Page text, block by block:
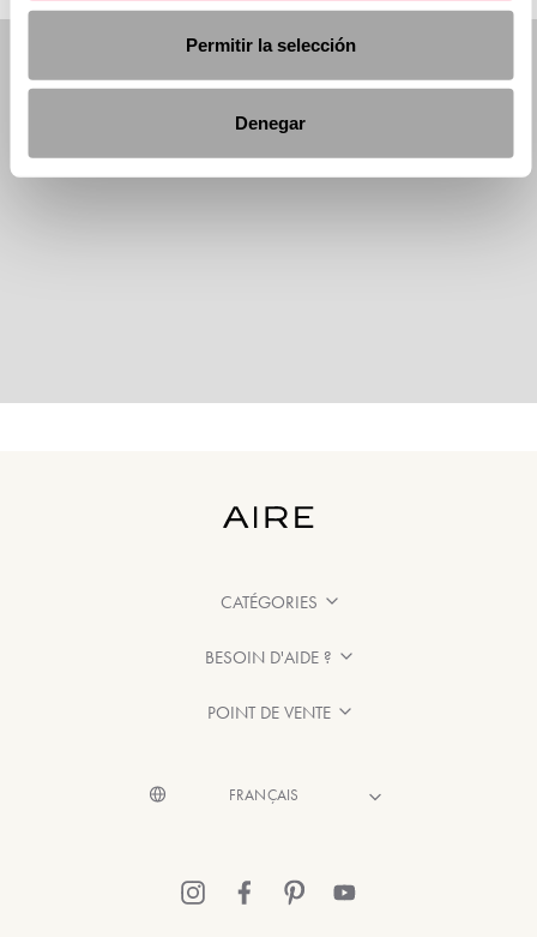
Permitir la selección
Denegar
CATÉGORIES
BESOIN D'AIDE ?
POINT DE VENTE